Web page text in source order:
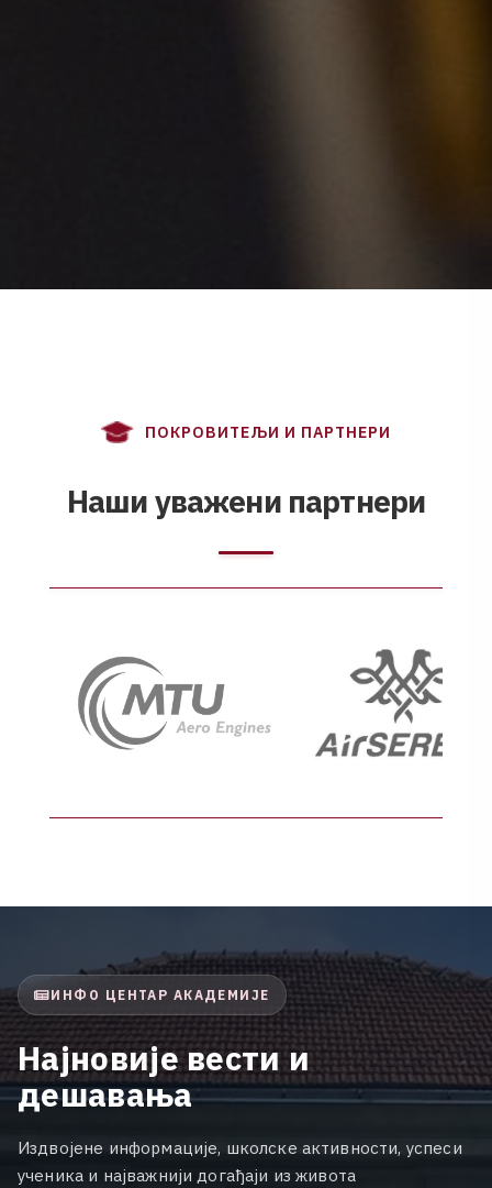
ПОКРОВИТЕЉИ И ПАРТНЕРИ
Нашиуважени партнери
ИНФО ЦЕНТАР АКАДЕМИЈЕ
Најновијевести и
дешавања
Издвојене информације, школске активности, успеси
ученика и најважнији догађаји из живота